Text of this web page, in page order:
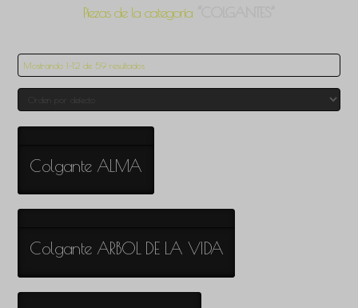
Piezas de la categoría
Mostrando 1–12 de 59 resultados
Colgante ALMA
Colgante ARBOL DE LA VIDA